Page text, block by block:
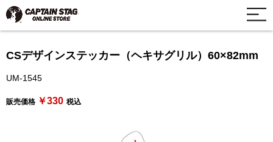
CSデザインステッカー（ヘキサグリル）60×82mm
UM-1545
販売価格 ￥330 税込